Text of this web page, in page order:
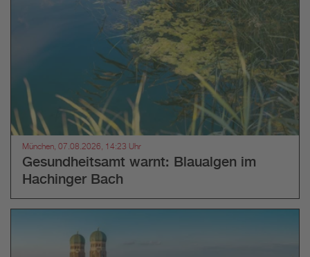
München, 07.08.2026, 14:23 Uhr
Gesundheitsamt warnt: Blaualgen im
Hachinger Bach